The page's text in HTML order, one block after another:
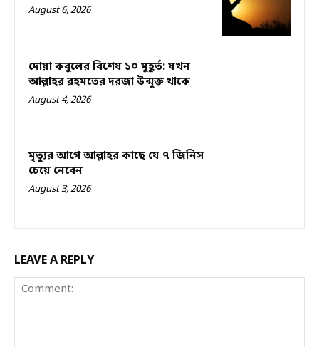
August 6, 2026
দোয়া কবুলের বিশেষ ১০ মুহূর্ত: যখন
আল্লাহর রহমতের দরজা উন্মুক্ত থাকে
August 4, 2026
মৃত্যুর আগে আল্লাহর কাছে যে ৭ জিনিস
চেয়ে নেবেন
August 3, 2026
LEAVE A REPLY